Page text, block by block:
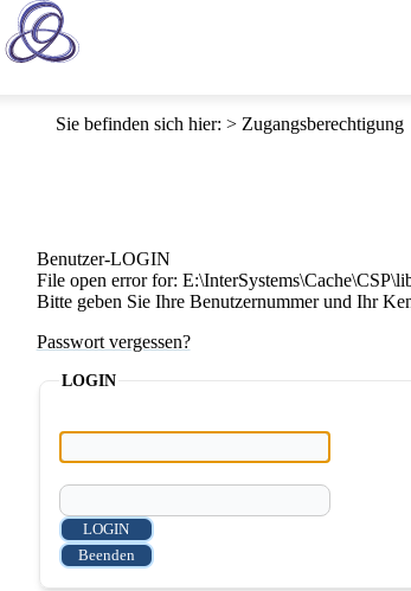
Sie befinden sich hier: Zugangsberechtigung
Benutzer-LOGIN
File open error for:
Bitte geben Sie Ihre Benutzernummer und Ihr
Passwort vergessen?
LOGIN